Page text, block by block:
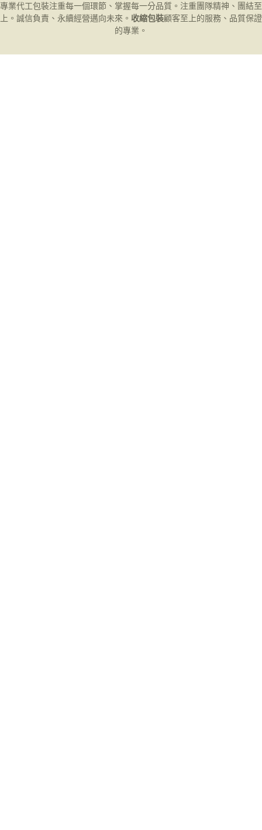
專業代工包裝注重每一個環節、掌握每一分品質。注重團隊精神、團結至
上。誠信負責、永續經營邁向未來。 收縮包裝顧客至上的服務、品質保證
的專業。